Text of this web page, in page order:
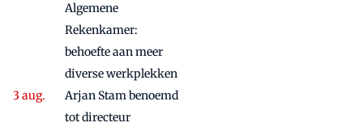
Algemene
Rekenkamer:
behoefte aan meer
diverse werkplekken
Arjan Stam benoemd
tot directeur